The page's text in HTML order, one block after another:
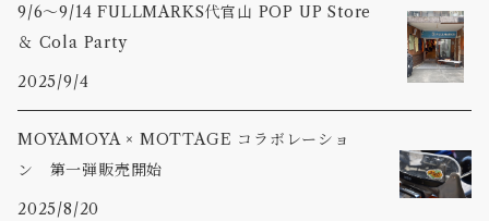
9/6〜9/14 FULLMARKS代官山 POP UP Store
＆ Cola Party
2025/9/4
MOYAMOYA × MOTTAGE コラボレーショ
ン 第一弾販売開始
2025/8/20